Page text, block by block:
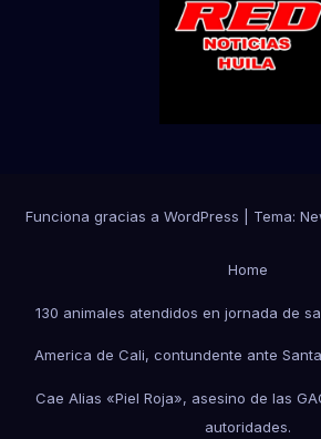
Funciona gracias a WordPress Tema:
Home
130 animales atendidos en jornada de
America de Cali, contundente ante
Cae Alias «Piel Roja», asesino de las
autoridades.